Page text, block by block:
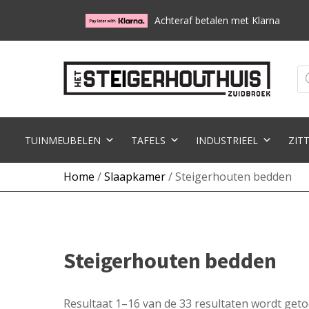
Achteraf betalen met Klarna
TUINMEUBELEN TAFELS INDUSTRIEEL
Home /Slaapkamer/ Steigerhouten bedden
Steigerhouten bedden
Resultaat 1–16 van de 33 resultaten wordt